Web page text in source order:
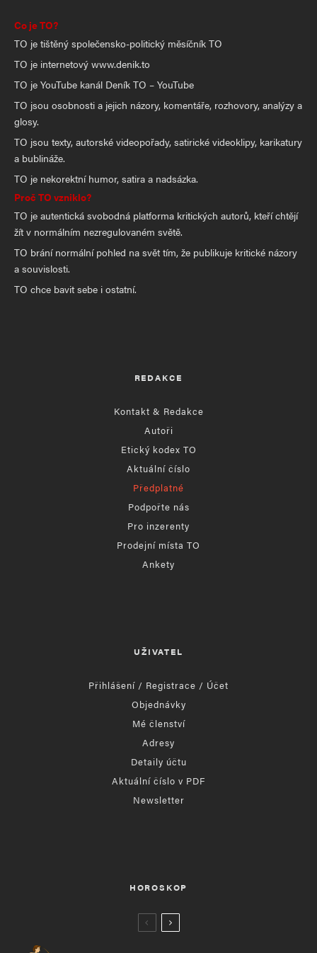
Co je TO?
TO je tištěný společensko-politický měsíčník TO
TO je internetový www.denik.to
TO je YouTube kanál Deník TO – YouTube
TO jsou osobnosti a jejich názory, komentáře, rozhovory, analýzy a
glosy.
TO jsou texty, autorské videopořady, satirické videoklipy, karikatury
a bublináže.
TO je nekorektní humor, satira a nadsázka.
Proč TO vzniklo?
TO je autentická svobodná platforma kritických autorů, kteří chtějí
žít v normálním nezregulovaném světě.
TO brání normální pohled na svět tím, že publikuje kritické názory
a souvislosti.
TO chce bavit sebe i ostatní.
REDAKCE
Kontakt & Redakce
Autoři
Etický kodex TO
Aktuální číslo
Předplatné
Podpořte nás
Pro inzerenty
Prodejní místa TO
Ankety
UŽIVATEL
Přihlášení / Registrace / Účet
Objednávky
Mé členství
Adresy
Detaily účtu
Aktuální číslo v PDF
Newsletter
HOROSKOP